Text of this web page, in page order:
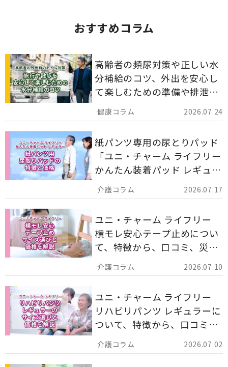
おすすめコラム
2026.07.24
高齢者の頻尿対策や正しい水
分補給のコツ、外出を安心し
て楽しむための準備や排泄ケ
ア用品の選び方を解説しま
す。
2026.07.17
紙パンツ専用の尿とりパッド
「ユニ・チャーム ライフリー
かんたん装着パッド レギュラ
ー 計162枚」について解説し
ます。
2026.07.10
ユニ・チャーム ライフリー
横モレ安心テープ止めについ
て、特徴から、口コミ、災害
備蓄としての活用法まで分か
りやすく解説します。
2026.07.02
ユニ・チャーム ライフリー
リハビリパンツ レギュラーに
ついて、特徴から、口コミ、
災害備蓄としての活用法まで
分かりやすく解説します。